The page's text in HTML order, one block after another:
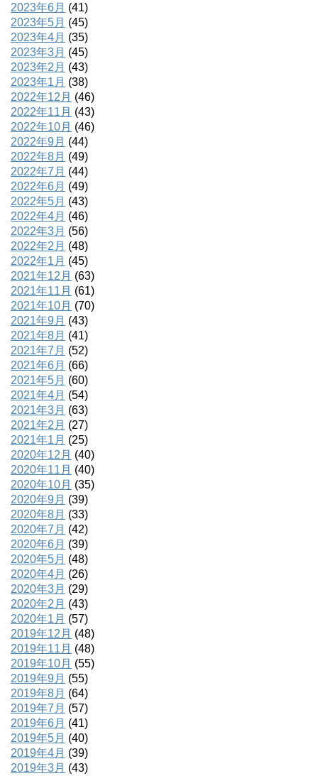
2023年6月 (41)
2023年5月 (45)
2023年4月 (35)
2023年3月 (45)
2023年2月 (43)
2023年1月 (38)
2022年12月 (46)
2022年11月 (43)
2022年10月 (46)
2022年9月 (44)
2022年8月 (49)
2022年7月 (44)
2022年6月 (49)
2022年5月 (43)
2022年4月 (46)
2022年3月 (56)
2022年2月 (48)
2022年1月 (45)
2021年12月 (63)
2021年11月 (61)
2021年10月 (70)
2021年9月 (43)
2021年8月 (41)
2021年7月 (52)
2021年6月 (66)
2021年5月 (60)
2021年4月 (54)
2021年3月 (63)
2021年2月 (27)
2021年1月 (25)
2020年12月 (40)
2020年11月 (40)
2020年10月 (35)
2020年9月 (39)
2020年8月 (33)
2020年7月 (42)
2020年6月 (39)
2020年5月 (48)
2020年4月 (26)
2020年3月 (29)
2020年2月 (43)
2020年1月 (57)
2019年12月 (48)
2019年11月 (48)
2019年10月 (55)
2019年9月 (55)
2019年8月 (64)
2019年7月 (57)
2019年6月 (41)
2019年5月 (40)
2019年4月 (39)
2019年3月 (43)